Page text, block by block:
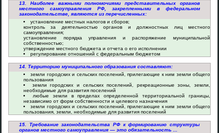
13. Наиболее важными полномочиями представительных органов
местного самоуправления РФ, закрепленными в федеральном
законодательстве, являются из перечисленных:
установление местных налогов и сборов;
контроль за деятельностью органов и должностных лиц местного
самоуправления;
установление порядка управления и распоряжение муниципальной
собственностью;
утверждение местного бюджета и отчета о его исполнении
регулирование отношений с федеральным бюджетом
14. Территорию муниципального образования составляют:
земли городских и сельских поселений, прилегающие к ним земли общего
пользования
земли городских и сельских поселений, рекреационные зоны, земли,
необходимые для развития поселений
любые земли в пределах определенной территориальной границы,
независимо от форм собственности и целевого назначения
земли городских и сельских поселений, прилегающие к ним земли общего
пользования, земли, необходимые для развития поселений
15. Требование законодательства РФ к формированию структуры
органов местного самоуправления — это обязательность ...